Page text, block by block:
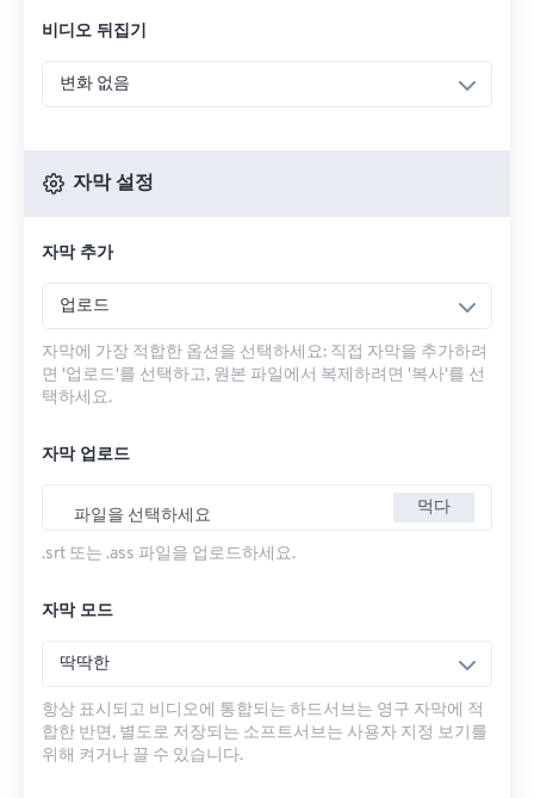
비디오 뒤집기
변화 없음
자막 설정
자막 추가
업로드
자막에 가장 적합한 옵션을 선택하세요: 직접 자막을 추가하려
면 '업로드'를 선택하고, 원본 파일에서 복제하려면 '복사'를 선
택하세요.
자막 업로드
파일을 선택하세요 먹다
.srt 또는 .ass 파일을 업로드하세요.
자막 모드
딱딱한
항상 표시되고 비디오에 통합되는 하드서브는 영구 자막에 적
합한 반면, 별도로 저장되는 소프트서브는 사용자 지정 보기를
위해 켜거나 끌 수 있습니다.